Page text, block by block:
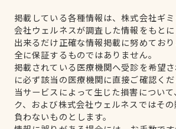
掲載している各種情報は、株式会社ギ
会社ウェルネスが調査した情報をもとに
出来るだけ正確な情報掲載に努めてお
全に保証するものではありません。
掲載されている医療機関へ受診を希望
に必ず該当の医療機関に直接ご確認くだ
当サービスによって生じた損害につい
ク、および株式会社ウェルネスではそ
負わないものとします。